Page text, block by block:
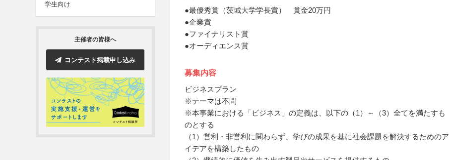
学生向け
主催者の皆様へ
コンテスト掲載申し込み
●最優秀賞（茨城大学学長賞） 賞金20万円
●企業賞
●ファイナリスト賞
●オーディエンス賞
募集内容
ビジネスプラン
※テーマは不問
※本事業における「ビジネス」の定義は、以下の（1）～（3）全てを満たすも
のとする
（1）営利・非営利に関わらず、学びの成果を基に社会課題を解決するためのア
イデアを構築したもの